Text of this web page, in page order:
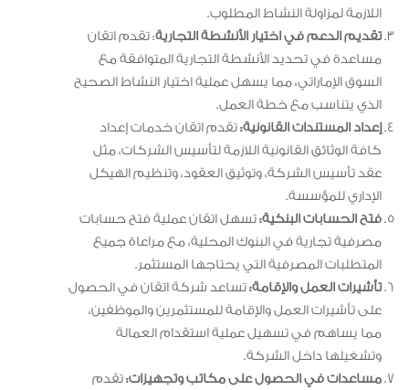
اللازمة لمزاولة النشاط المطلوب.
تقديم الدعم في اختيار الأنشطة التجارية: تقدم اتقان
مساعدة في تحديد الأنشطة التجارية المتوافقة مع
السوق الإماراتي، مما يسهل عملية اختيار النشاط الصحيح
الذي يتناسب مع خطة العمل.
إعداد المستندات القانونية:تقدم اتقان خدمات إعداد
كافة الوثائق القانونية اللازمة لتأسيس الشركات، مثل
عقد تأسيس الشركة، وتوثيق العقود، وتنظيم الهيكل
الإداري للمؤسسة.
فتح الحسابات البنكية:تسهل اتقان عملية فتح حسابات
مصرفية تجارية في البنوك المحلية، مع مراعاة جميع
المتطلبات المصرفية التي يحتاجها المستثمر.
تأشيرات العمل والإقامة:تساعد شركة اتقان في الحصول
على تأشيرات العمل والإقامة للمستثمرين والموظفين،
مما يساهم في تسهيل عملية استقدام العمالة
وتشغيلها داخل الشركة.
مساعدات في الحصول على مكاتب وتجهيزات:تقدم